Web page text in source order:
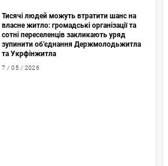
Тисячі людей можуть втратити шанс на
власне житло: громадські організації та
сотні переселенців закликають уряд
зупинити об’єднання Держмолодьжитла
та Укрфінжитла
7 / 05 / 2026